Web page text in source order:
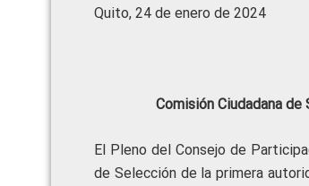
Quito, 24 de enero de 2024
Comisión Ciudadana
El Pleno del Consejo de
de Selección de la primera